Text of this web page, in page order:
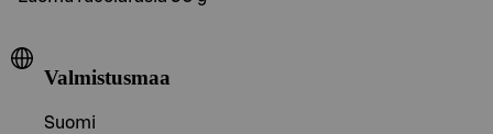
Valmistusmaa
Suomi